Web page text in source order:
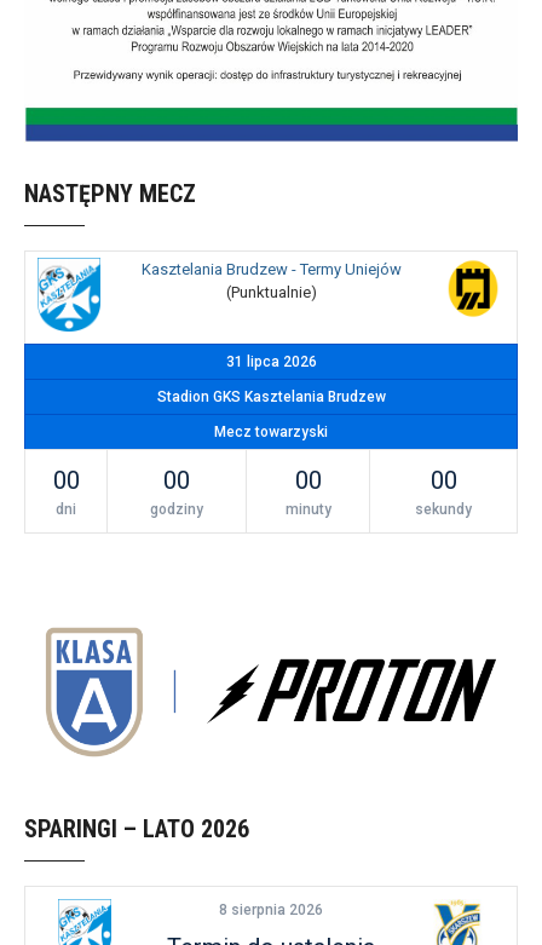
NASTĘPNY MECZ
Kasztelania Brudzew - Termy Uniejów
(Punktualnie)
31 lipca 2026
Stadion GKS Kasztelania Brudzew
Mecz towarzyski
00
dni
00
godziny
00
minuty
00
sekundy
SPARINGI – LATO 2026
8 sierpnia 2026